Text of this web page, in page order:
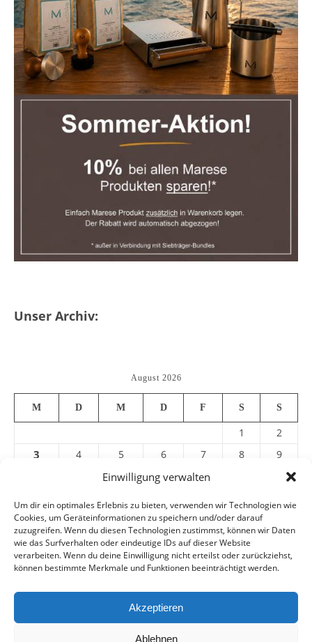
Einwilligung verwalten
Um dir ein optimales Erlebnis zu bieten, verwenden wir Technologien wie
Cookies, um Geräteinformationen zu speichern und/oder darauf
zuzugreifen. Wenn du diesen Technologien zustimmst, können wir Daten
wie das Surfverhalten oder eindeutige IDs auf dieser Website
verarbeiten. Wenn du deine Einwilligung nicht erteilst oder zurückziehst,
können bestimmte Merkmale und Funktionen beeinträchtigt werden.
Akzeptieren
Ablehnen
Unser Archiv:
August 2026
M D M D F S S
1 2
3 4 5 6 7 8
9
12 13 14
24
25 26 27 28 29
31
« Juli